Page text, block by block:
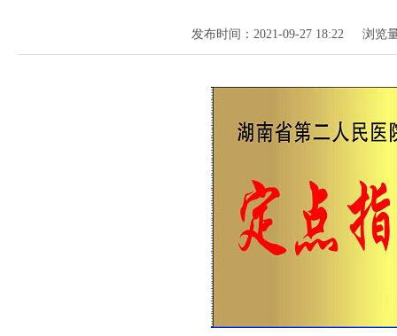
发布时间：2021-09-27 18:22 浏览